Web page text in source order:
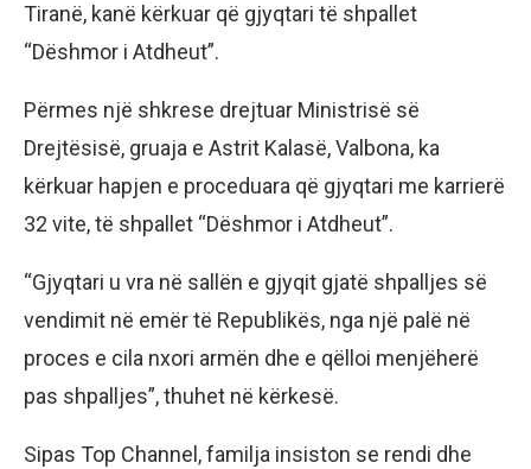
Tiranë, kanë kërkuar që gjyqtari të shpallet
“Dëshmor i Atdheut”.
Përmes një shkrese drejtuar Ministrisë së
Drejtësisë, gruaja e Astrit Kalasë, Valbona, ka
kërkuar hapjen e proceduara që gjyqtari me karrierë
32 vite, të shpallet “Dëshmor i Atdheut”.
“Gjyqtari u vra në sallën e gjyqit gjatë shpalljes së
vendimit në emër të Republikës, nga një palë në
proces e cila nxori armën dhe e qëlloi menjëherë
pas shpalljes”, thuhet në kërkesë.
Sipas Top Channel, familja insiston se rendi dhe